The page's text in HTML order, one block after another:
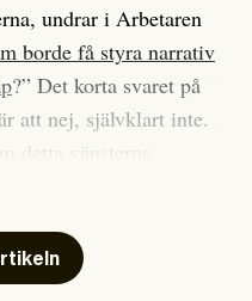
undrar i Arbetaren
borde få styra narrativ
?” Det korta svaret på
att nej, självklart inte.
vänsterns
snarare än att
i alla fall fungerat för